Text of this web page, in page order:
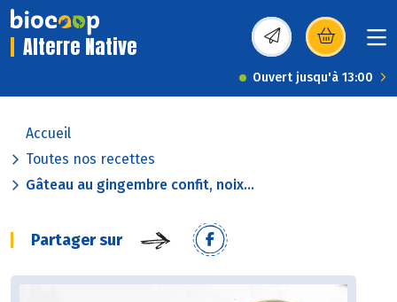
Alterre Native (s’ouvre dans une
Ouvert jusqu'à 13:00
Accueil
Toutes nos recettes
Gâteau au gingembre confit, noix...
Partager sur